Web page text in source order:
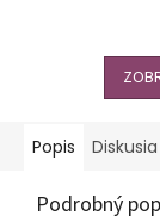
uvažovanie.
Popis Diskusia
Podrobný